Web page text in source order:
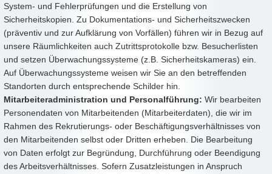
System- und Fehlerprüfungen und die Erstellung von
Sicherheitskopien. Zu Dokumentations- und Sicherheitszwecken
(präventiv und zur Aufklärung von Vorfällen) führen wir in Bezug auf
unsere Räumlichkeiten auch Zutrittsprotokolle bzw. Besucherlisten
und setzen Überwachungssysteme (z.B. Sicherheitskameras) ein.
Auf Überwachungssysteme weisen wir Sie an den betreffenden
Standorten durch entsprechende Schilder hin.
Mitarbeiteradministration und Personalführung: Wir bearbeiten
Personendaten von Mitarbeitenden (Mitarbeiterdaten), die wir im
Rahmen des Rekrutierungs- oder Beschäftigungsverhältnisses von
den Mitarbeitenden selbst oder Dritten erheben. Die Bearbeitung
von Daten erfolgt zur Begründung, Durchführung oder Beendigung
des Arbeitsverhältnisses. Sofern Zusatzleistungen in Anspruch